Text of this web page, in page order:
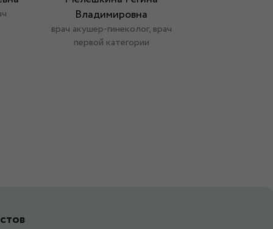
Владимировна
врач акушер-гинеколог, врач
первой категории